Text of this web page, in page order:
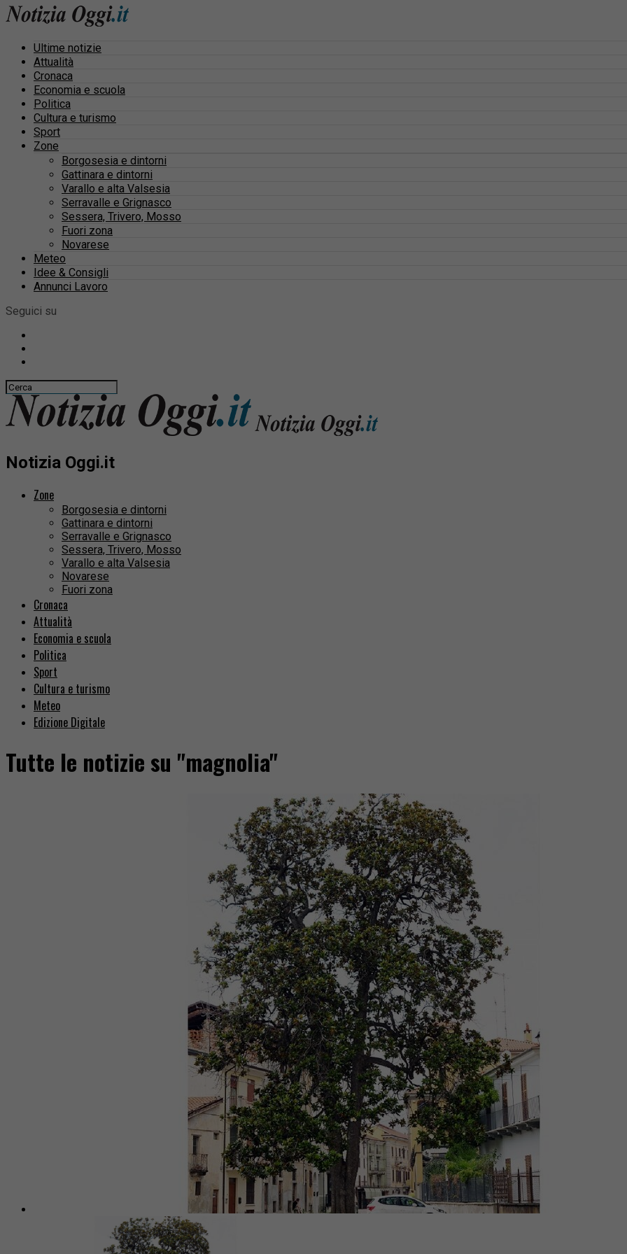
Ultime notizie
Attualità
Cronaca
Economia e scuola
Politica
Cultura e turismo
Sport
Zone
Borgosesia e dintorni
Gattinara e dintorni
Varallo e alta Valsesia
Serravalle e Grignasco
Sessera, Trivero, Mosso
Fuori zona
Novarese
Meteo
Idee & Consigli
Annunci Lavoro
Seguici su
Notizia Oggi.it
Zone
Borgosesia e dintorni
Gattinara e dintorni
Serravalle e Grignasco
Sessera, Trivero, Mosso
Varallo e alta Valsesia
Novarese
Fuori zona
Cronaca
Attualità
Economia e scuola
Politica
Sport
Cultura e turismo
Meteo
Edizione Digitale
Tutte le notizie su "magnolia"